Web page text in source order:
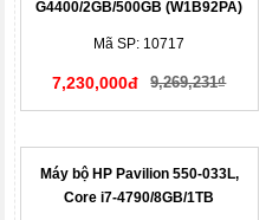
G4400/2GB/500GB (W1B92PA)
Mã SP: 10717
7,230,000đ 9,269,231₫
Máy bộ HP Pavilion 550-033L,
Core i7-4790/8GB/1TB